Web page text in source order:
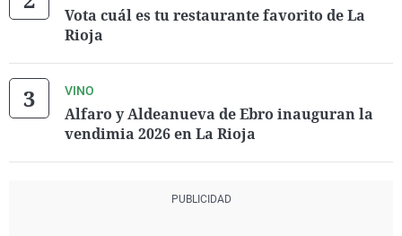
Vota cuál es tu restaurante favorito de La
Rioja
VINO
Alfaro y Aldeanueva de Ebro inauguran la
vendimia 2026 en La Rioja